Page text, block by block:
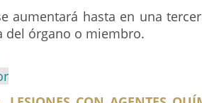
aumentará hasta en una
del órgano o miembro.